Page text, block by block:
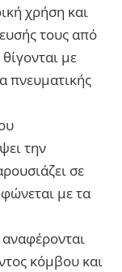
χρήση και
τους από
με
πνευματικής
την
σε
με τα
κόμβου και